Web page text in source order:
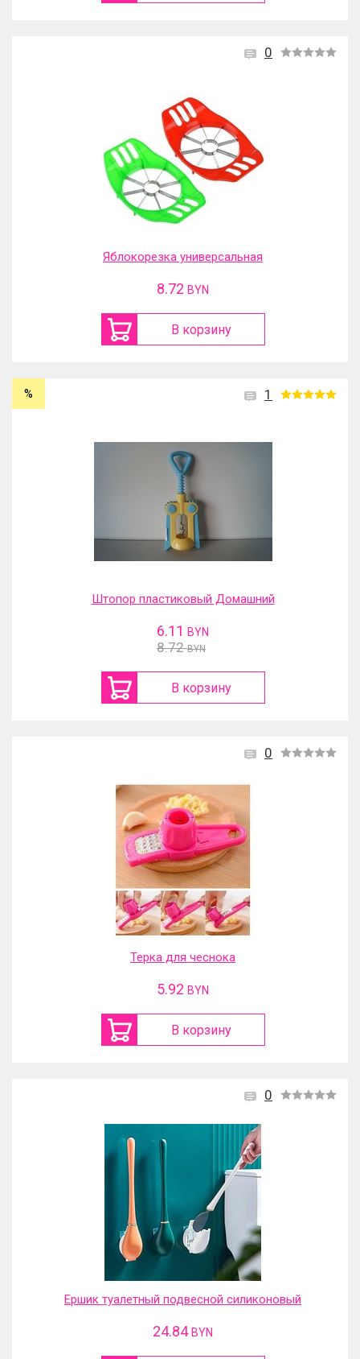
0
Яблокорезка универсальная
8.72 BYN
В корзину
1
%
Штопор пластиковый Домашний
6.11 BYN
8.72 BYN
В корзину
0
Терка для чеснока
5.92 BYN
В корзину
0
Ершик туалетный подвесной силиконовый
24.84 BYN